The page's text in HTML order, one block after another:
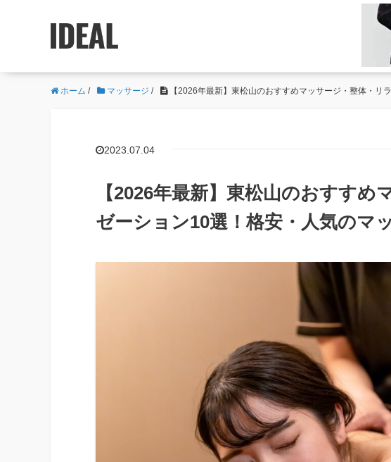
ホーム / マッサージ / 【2026年最新】東松山のおすすめマッサージ・整体・
2023.07.04
【2026年最新】東松山のおすすめ
ゼーション10選！格安・人気のマ